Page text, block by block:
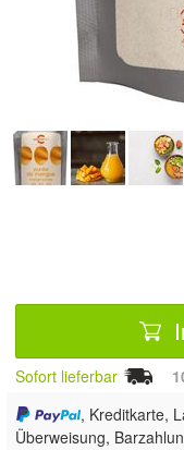
Sofort lieferbar
, Kreditkarte,
Überweisung,